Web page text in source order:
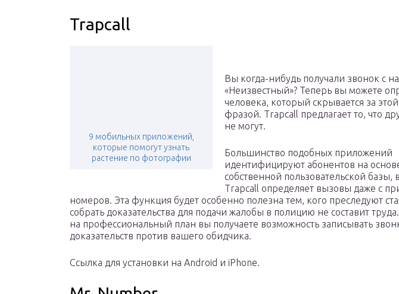
Trapcall
9 мобильных приложений,
которые помогут узнать
растение по фотографии
Вы когда-нибудь получали звонок с
«Неизвестный»? Теперь вы можете
человека, который скрывается за
фразой. Trapcall предлагает то, что
не могут.
Большинство подобных приложений
идентифицируют абонентов на
собственной пользовательской базы,
Trapcall определяет вызовы даже с
номеров. Эта функция будет особенно полезна тем, кого преследуют
собрать доказательства для подачи жалобы в полицию не составит
на профессиональный план вы получаете возможность записывать
доказательств против вашего обидчика.
Ссылка для установки на Android и iPhone.